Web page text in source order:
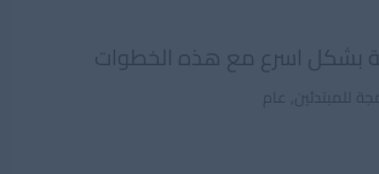
بشكل اسرع مع هذه الخطوات
للمبتدئين عام